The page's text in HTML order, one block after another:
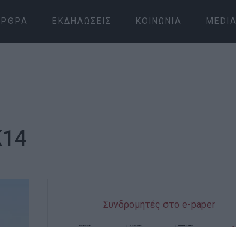
ΕΚΔΗΛΏΣΕΙΣ ΚΟΙΝΩΝΊΑ MEDIA
Συνδρομητές στο e-paper